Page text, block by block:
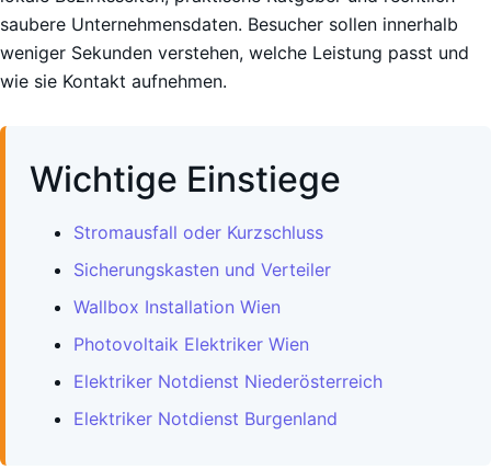
saubere Unternehmensdaten. Besucher sollen innerhalb
weniger Sekunden verstehen, welche Leistung passt und
wie sie Kontakt aufnehmen.
Wichtige Einstiege
Stromausfall oder Kurzschluss
Sicherungskasten und Verteiler
Wallbox Installation Wien
Photovoltaik Elektriker Wien
Elektriker Notdienst Niederösterreich
Elektriker Notdienst Burgenland